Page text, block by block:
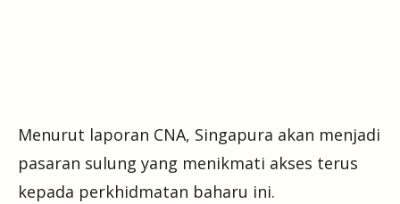
Menurut laporan CNA, Singapura akan menjadi
pasaran sulung yang menikmati akses terus
kepada perkhidmatan baharu ini.